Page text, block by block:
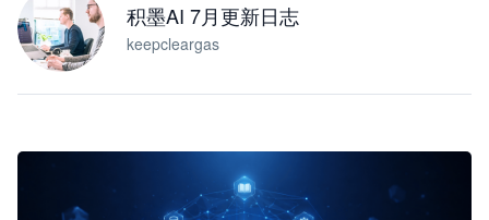
积墨AI 7月更新日志
keepcleargas